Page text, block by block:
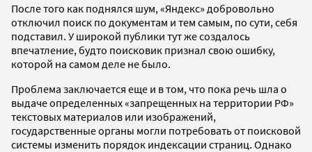
После того как поднялся шум, «Яндекс» добровольно
отключил поиск по документам и тем самым, по сути, себя
подставил. У широкой публики тут же создалось
впечатление, будто поисковик признал свою ошибку,
которой на самом деле не было.
Проблема заключается еще и в том, что пока речь шла о
выдаче определенных «запрещенных на территории РФ»
текстовых материалов или изображений,
государственные органы могли потребовать от поисковой
системы изменить порядок индексации страниц. Однако